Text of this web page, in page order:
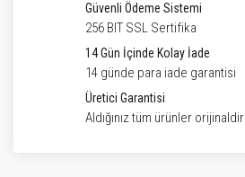
Güvenli Ödeme Sistemi
256 BIT SSL Sertifika
14 Gün İçinde Kolay İade
14 günde para iade garantisi
Üretici Garantisi
Aldığınız tüm ürünler orijinaldir